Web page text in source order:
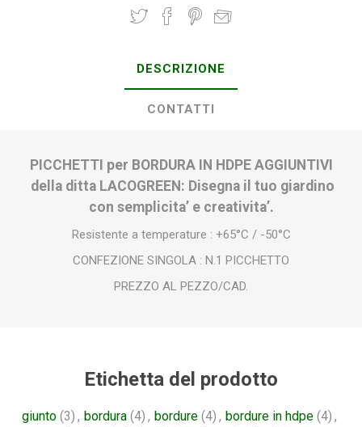
DESCRIZIONE
CONTATTI
PICCHETTI per BORDURA IN HDPE AGGIUNTIVI
della ditta LACOGREEN: Disegna il tuo giardino
con semplicita’ e creativita’.
Resistente a temperature : +65°C / -50°C
CONFEZIONE SINGOLA : N.1 PICCHETTO
PREZZO AL PEZZO/CAD.
Etichetta del prodotto
giunto (3) , bordura (4) , bordure (4) , bordure in hdpe (4) ,